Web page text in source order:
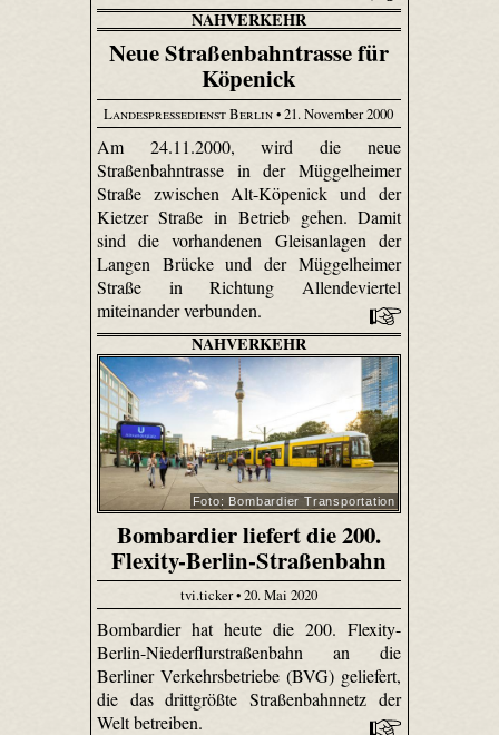
NAHVERKEHR
Neue Straßenbahntrasse für
Köpenick
Landespressedienst Berlin• 21. November 2000
Am 24.11.2000, wird die neue
Straßenbahntrasse in der Müggelheimer
Straße zwischen Alt-Köpenick und der
Kietzer Straße in Betrieb gehen. Damit
sind die vorhandenen Gleisanlagen der
Langen Brücke und der Müggelheimer
Straße in Richtung Allendeviertel
miteinander verbunden.
NAHVERKEHR
Foto: Bombardier Transportation
Bombardier liefert die 200.
Flexity-Berlin-Straßenbahn
tvi.ticker • 20. Mai 2020
Bombardier hat heute die 200. Flexity-
Berlin-Niederflurstraßenbahn an die
Berliner Verkehrsbetriebe (BVG) geliefert,
die das drittgrößte Straßenbahnnetz der
Welt betreiben.